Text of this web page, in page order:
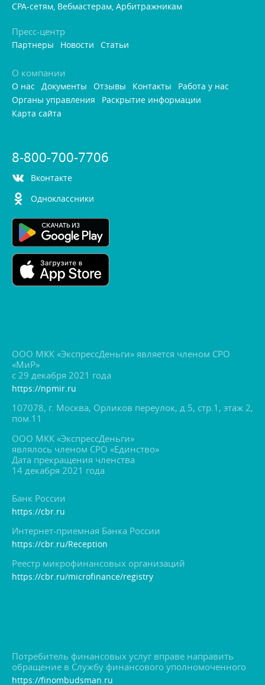
CPA-сетям, Вебмастерам, Арбитражникам
Пресс-центр
Партнеры Новости Статьи
О компании
О нас Документы Отзывы Контакты
Работа у нас
Органы управления
Раскрытие информации
Карта сайта
8-800-700-7706
контакте
Одноклассники
ООО МКК «ЭкспрессДеньги» является членом СРО
«МиР»
с 29 декабря 2021 года
https://npmir.ru
107078, г. Москва, Орликов переулок, д.5, стр.1, этаж 2,
пом.11
ООО МКК «ЭкспрессДеньги»
являлось членом СРО «Единство»
Дата прекращения членства
14 декабря 2021 года
Банк России
https://cbr.ru
Интернет-приемная Банка России
https://cbr.ru/Reception
Реестр микрофинансовых организаций
https://cbr.ru/microfinance/registry
Потребитель финансовых услуг вправе направить
обращение в Службу финансового уполномоченного
https://finombudsman.ru